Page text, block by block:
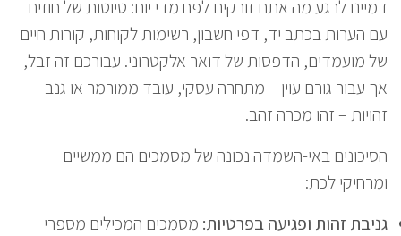
דמיינו לרגע מה אתם זורקים לפח מדי יום: טיוטות של חוזים
עם הערות בכתב יד, דפי חשבון, רשימות לקוחות, קורות חיים
של מועמדים, הדפסות של דואר אלקטרוני. עבורכם זה זבל,
אך עבור גורם עוין – מתחרה עסקי, עובד ממורמר או גנב
זהויות – זהו מכרה זהב.
הסיכונים באי-השמדה נכונה של מסמכים הם ממשיים
ומרחיקי לכת:
גניבת זהות ופגיעה בפרטיות: מסמכים המכילים מספרי